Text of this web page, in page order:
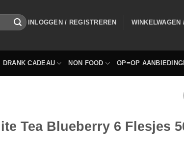
INLOGGEN / REGISTREREN
DRANK CADEAU NON FOOD OP=OP
Tea Blueberry 6 Flesjes